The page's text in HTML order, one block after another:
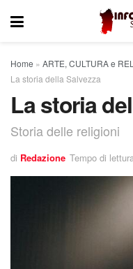
Home » ARTE, CULTURA e
La storia della Salvezza
La storia
Storia delle religioni
di Redazione Tempo di